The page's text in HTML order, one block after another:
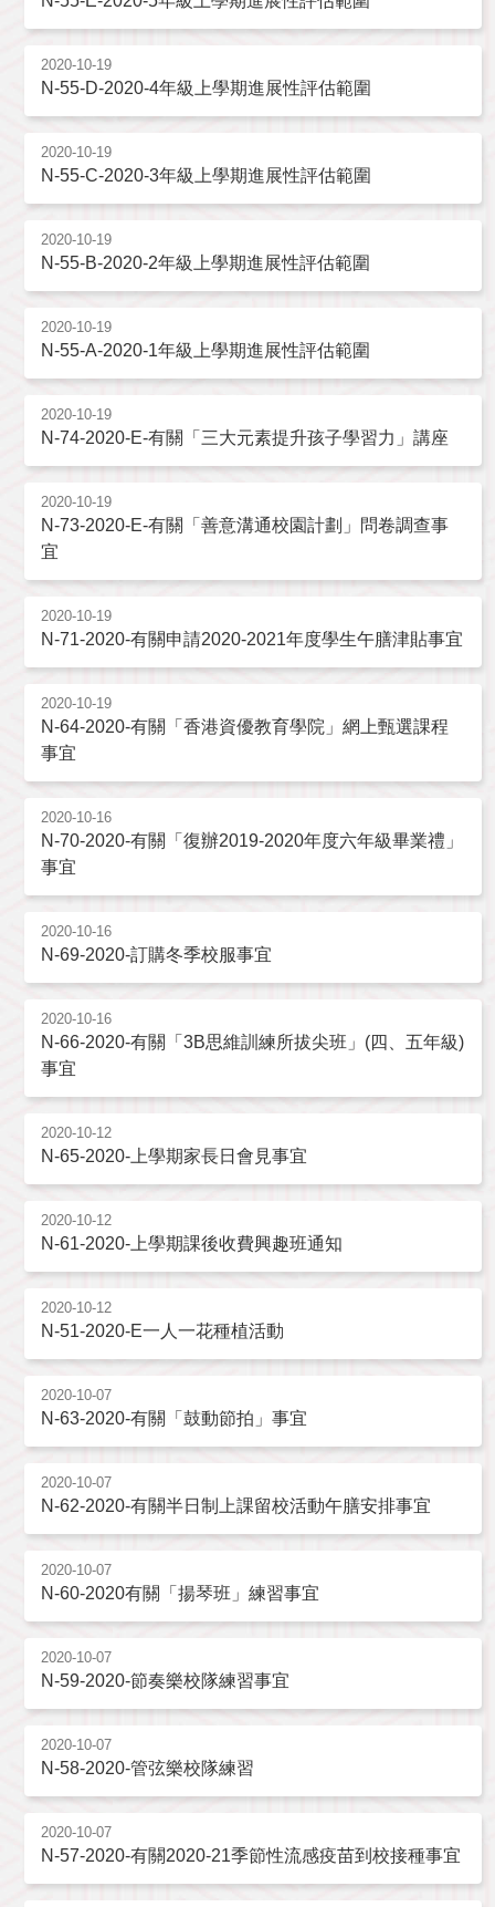
2020-10-19
N-55-D-2020-4年級上學期進展性評估範圍
2020-10-19
N-55-C-2020-3年級上學期進展性評估範圍
2020-10-19
N-55-B-2020-2年級上學期進展性評估範圍
2020-10-19
N-55-A-2020-1年級上學期進展性評估範圍
2020-10-19
N-74-2020-E-有關「三大元素提升孩子學習力」講座
2020-10-19
N-73-2020-E-有關「善意溝通校園計劃」問卷調查事
宜
2020-10-19
N-71-2020-有關申請2020-2021年度學生午膳津貼事宜
2020-10-19
N-64-2020-有關「香港資優教育學院」網上甄選課程
事宜
2020-10-16
N-70-2020-有關「復辦2019-2020年度六年級畢業禮」
事宜
2020-10-16
N-69-2020-訂購冬季校服事宜
2020-10-16
N-66-2020-有關「3B思維訓練所拔尖班」(四、五年級)
事宜
2020-10-12
N-65-2020-上學期家長日會見事宜
2020-10-12
N-61-2020-上學期課後收費興趣班通知
2020-10-12
N-51-2020-E一人一花種植活動
2020-10-07
N-63-2020-有關「鼓動節拍」事宜
2020-10-07
N-62-2020-有關半日制上課留校活動午膳安排事宜
2020-10-07
N-60-2020有關「揚琴班」練習事宜
2020-10-07
N-59-2020-節奏樂校隊練習事宜
2020-10-07
N-58-2020-管弦樂校隊練習
2020-10-07
N-57-2020-有關2020-21季節性流感疫苗到校接種事宜